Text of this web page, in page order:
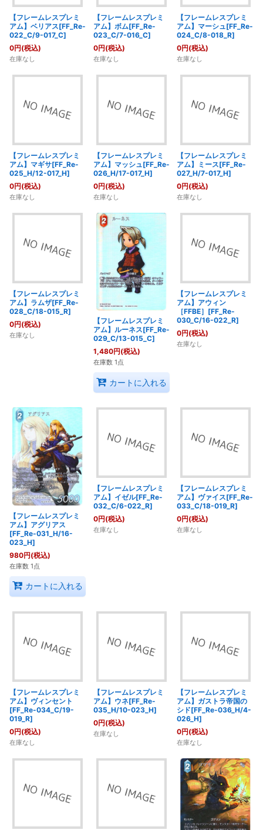
【フレームレスプレミ
アム】ベリアス[FF_Re-
022_C/9-017_C]
0円(税込)
在庫なし
【フレームレスプレミ
アム】ボム[FF_Re-
023_C/7-016_C]
0円(税込)
在庫なし
【フレームレスプレミ
アム】マーシュ[FF_Re-
024_C/8-018_R]
0円(税込)
在庫なし
【フレームレスプレミ
アム】マギサ[FF_Re-
025_H/12-017_H]
0円(税込)
在庫なし
【フレームレスプレミ
アム】マッシュ[FF_Re-
026_H/17-017_H]
0円(税込)
在庫なし
【フレームレスプレミ
アム】ミース[FF_Re-
027_H/7-017_H]
0円(税込)
在庫なし
【フレームレスプレミ
アム】ラムザ[FF_Re-
028_C/18-015_R]
0円(税込)
在庫なし
【フレームレスプレミ
アム】ルーネス[FF_Re-
029_C/13-015_C]
1,480円(税込)
在庫数 1点
カートに入れる
【フレームレスプレミ
アム】アウィン
［FFBE］[FF_Re-
030_C/16-022_R]
0円(税込)
在庫なし
【フレームレスプレミ
アム】アグリアス
[FF_Re-031_H/16-
023_H]
980円(税込)
在庫数 1点
カートに入れる
【フレームレスプレミ
アム】イゼル[FF_Re-
032_C/6-022_R]
0円(税込)
在庫なし
【フレームレスプレミ
アム】ヴァイス[FF_Re-
033_C/18-019_R]
0円(税込)
在庫なし
【フレームレスプレミ
アム】ヴィンセント
[FF_Re-034_C/19-
019_R]
0円(税込)
在庫なし
【フレームレスプレミ
アム】ウネ[FF_Re-
035_H/10-023_H]
0円(税込)
在庫なし
【フレームレスプレミ
アム】ガストラ帝国の
シド[FF_Re-036_H/4-
026_H]
0円(税込)
在庫なし